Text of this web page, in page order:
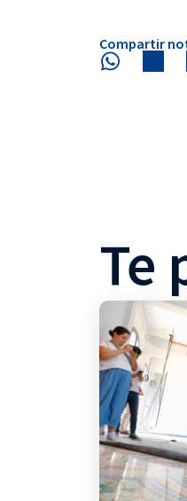
Compartir
Te